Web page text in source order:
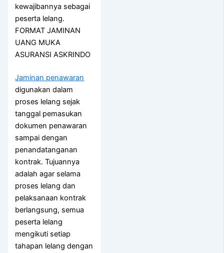
kewajibannya sebagai
peserta lelang.
FORMAT JAMINAN
UANG MUKA
ASURANSI ASKRINDO
Jaminan penawaran
digunakan dalam
proses lelang sejak
tanggal pemasukan
dokumen penawaran
sampai dengan
penandatanganan
kontrak. Tujuannya
adalah agar selama
proses lelang dan
pelaksanaan kontrak
berlangsung, semua
peserta lelang
mengikuti setiap
tahapan lelang dengan